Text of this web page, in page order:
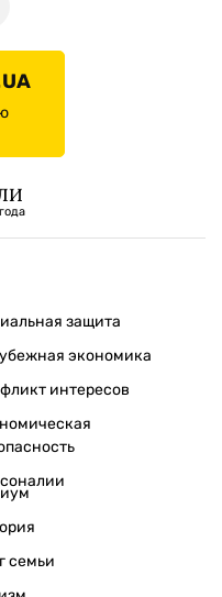
защита
экономика
интересов
семьи